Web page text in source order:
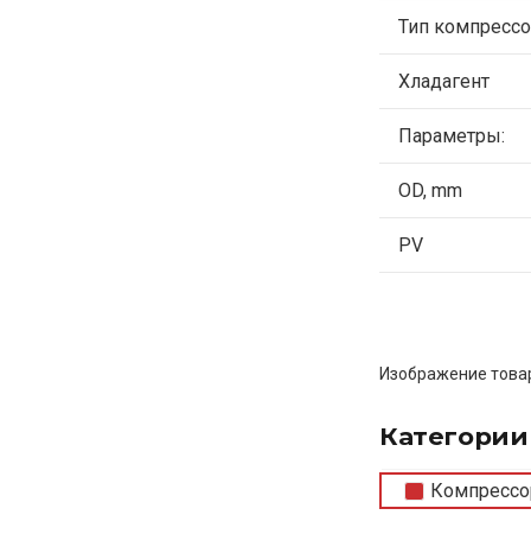
Тип
Хладагент
Параметры:
OD, mm
PV
Изображение